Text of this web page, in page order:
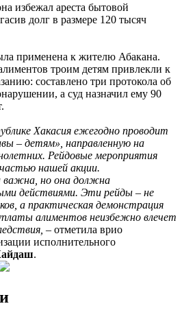
избежал ареста бытовой
долг в размере 120 тысяч
применена к жителю Абакана.
троим детям привлекли к
составлено три протокола об
а суд назначил ему 90
Хакасия ежегодно проводит
– детям», направленную на
Рейдовые мероприятия
нашей акции.
важна, но она должна
действиями. Эти рейды – не
а практическая демонстрация
алиментов неизбежно влечет
– отметила врио
исполнительного
.